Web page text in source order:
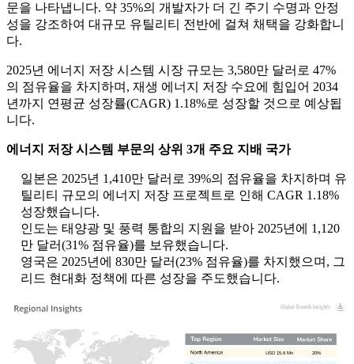
문을 나타냅니다. 약 35%의 개발자가 더 긴 주기 수명과 안정
성을 강조하여 대규모 유틸리티 전반에 걸쳐 채택을 강화합니
다.
2025년 에너지 저장 시스템 시장 규모는 3,580만 달러로 47%
의 점유율을 차지하며, 재생 에너지 저장 수요에 힘입어 2034
년까지 연평균 성장률(CAGR) 1.18%로 성장할 것으로 예상됩
니다.
에너지 저장 시스템 부문의 상위 3개 주요 지배 국가
일본은 2025년 1,410만 달러로 39%의 점유율을 차지하며 유
틸리티 규모의 에너지 저장 프로젝트로 인해 CAGR 1.18%
성장했습니다.
인도는 태양광 및 풍력 통합의 지원을 받아 2025년에 1,120
만 달러(31% 점유율)를 보유했습니다.
영국은 2025년에 830만 달러(23% 점유율)를 차지했으며, 그
리드 현대화 정책에 따른 성장을 주도했습니다.
20%
USD 15.6 Mn